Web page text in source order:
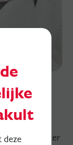
duidelijker
deze